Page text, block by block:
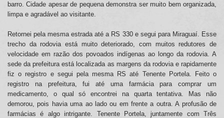
barro. Cidade apesar de pequena demonstra ser muito bem organizada,
limpa e agradável ao visitante.
Retornei pela mesma estrada até a RS 330 e segui para Miraguaí. Esse
trecho da rodovia está muito deteriorado, com muitos redutores de
velocidade em razão dos povoados indígenas ao longo da rodovia. A
sede da prefeitura está localizada as margens da rodovia e rapidamente
fiz o registro e segui pela mesma RS até Tenente Portela. Feito o
registro na prefeitura, fui até uma farmácia para comprar um
medicamento, o qual só encontrei na quarta tentativa. Mas não
demorou, pois havia uma ao lado ou em frente a outra. A profusão de
farmácias é algo intrigante. Tenente Portela, juntamente com Três